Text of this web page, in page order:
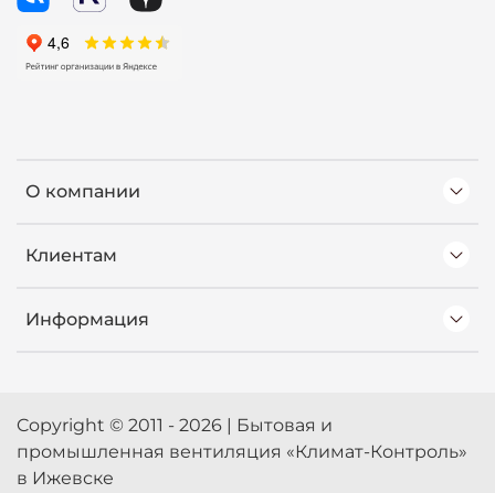
О компании
Клиентам
Информация
Copyright © 2011 - 2026 | Бытовая и
промышленная вентиляция «Климат-Контроль»
в Ижевске